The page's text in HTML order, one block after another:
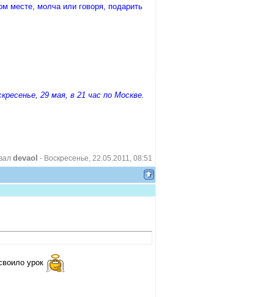
месте, молча или говоря, подарить
29 мая, в 21 час по Москве.
devaol - Воскресенье, 22.05.2011, 08:51
урок